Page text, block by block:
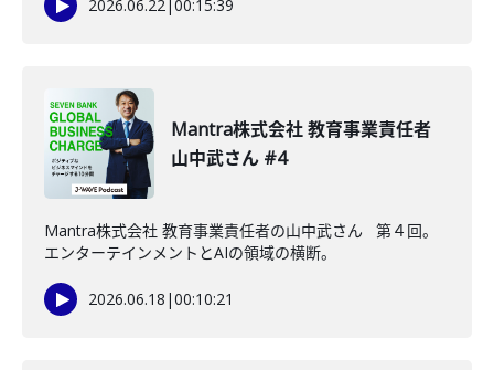
2026.06.22|00:15:39
Mantra株式会社 教育事業責任者
山中武さん #4
Mantra株式会社 教育事業責任者の山中武さん 第４回。
エンターテインメントとAIの領域の横断。
2026.06.18 |00:10:21